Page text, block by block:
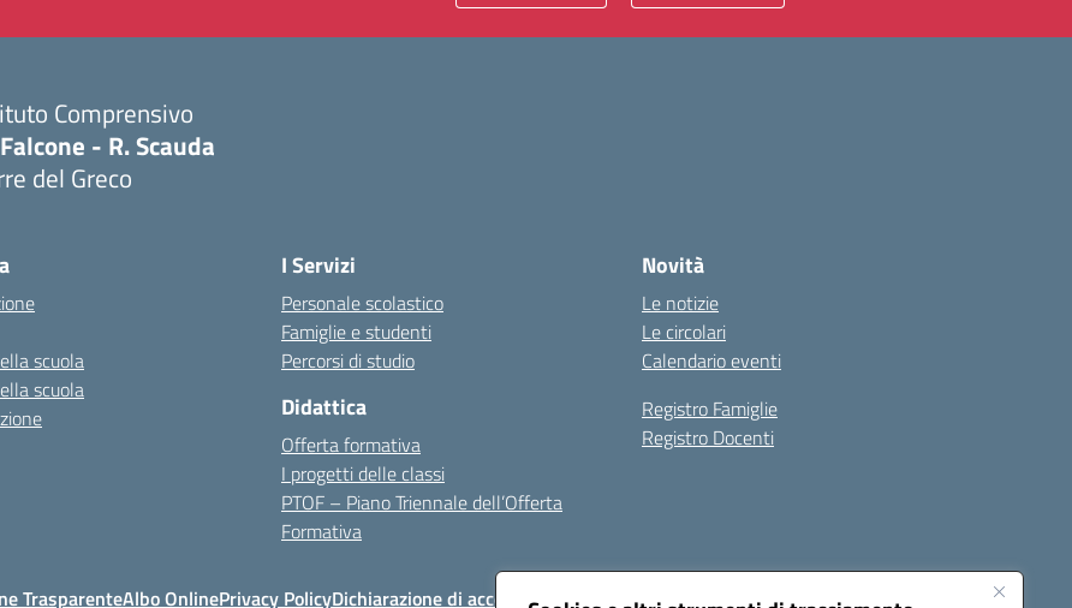
Comprensivo
- R. Scauda
del Greco
scuola
scuola
I Servizi
Personale scolastico
Famiglie e studenti
Percorsi di studio
Didattica
Offerta formativa
I progetti delle classi
PTOF – Piano Triennale dell’Offerta
Formativa
Novità
Le notizie
Le circolari
Calendario eventi
Registro Famiglie
Registro Docenti
TrasparenteAlbo OnlinePrivacy PolicyDichiarazione di accessibilità Note legali